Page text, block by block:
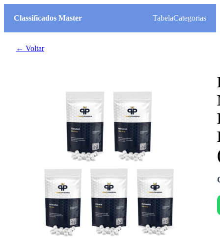
Classificados Master TabelaCategorias
← Voltar